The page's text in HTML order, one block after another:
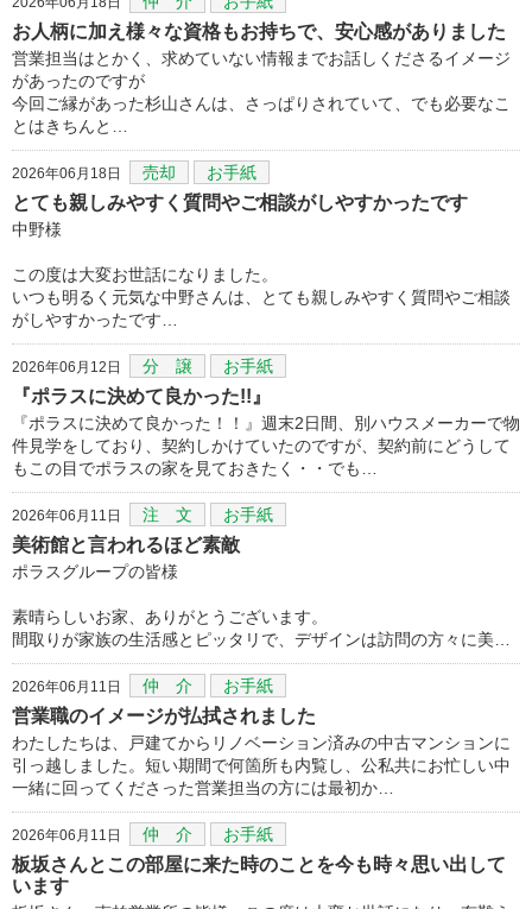
お人柄に加え様々な資格もお持ちで、安心感がありました
営業担当はとかく、求めていない情報までお話しくださるイメージ
があったのですが
今回ご縁があった杉山さんは、さっぱりされていて、でも必要なこ
とはきちんと…
2026年06月18日 売却 お手紙
とても親しみやすく質問やご相談がしやすかったです
中野様
この度は大変お世話になりました。
いつも明るく元気な中野さんは、とても親しみやすく質問やご相談
がしやすかったです…
2026年06月12日 分 譲 お手紙
『ポラスに決めて良かった!!』
『ポラスに決めて良かった！！』週末2日間、別ハウスメーカーで物
件見学をしており、契約しかけていたのですが、契約前にどうして
もこの目でポラスの家を見ておきたく・・でも…
2026年06月11日 注 文 お手紙
美術館と言われるほど素敵
ポラスグループの皆様
素晴らしいお家、ありがとうございます。
間取りが家族の生活感とピッタリで、デザインは訪問の方々に美…
2026年06月11日 仲 介 お手紙
営業職のイメージが払拭されました
わたしたちは、戸建てからリノベーション済みの中古マンションに
引っ越しました。短い期間で何箇所も内覧し、公私共にお忙しい中
一緒に回ってくださった営業担当の方には最初か…
2026年06月11日 仲 介 お手紙
板坂さんとこの部屋に来た時のことを今も時々思い出して
います